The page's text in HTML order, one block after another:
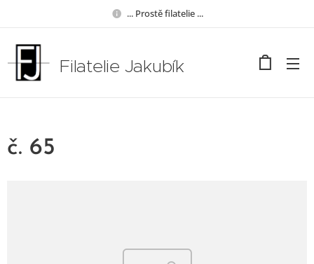
... Prostě filatelie ...
Filatelie Jakubík
č. 65